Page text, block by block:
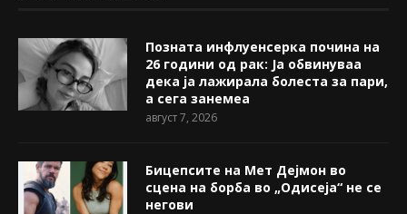
Позната инфлуенсерка почина на
26 години од рак: Ја обвинуваа
дека ја лажирала болеста за пари,
а сега занемеа
август 7, 2026
Бицепсите на Мет Дејмон во
сцена на борба во „Одисеја“ не се
негови